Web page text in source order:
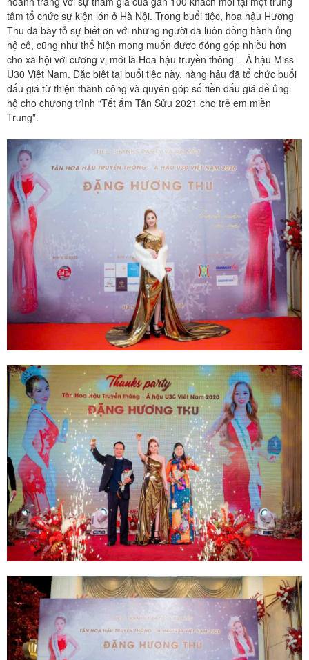
tâm tổ chức sự kiện lớn ở Hà Nội. Trong buổi tiệc, hoa hậu Hương
Thu đã bày tỏ sự biết ơn với những người đã luôn đồng hành ủng
hộ cô, cũng như thể hiện mong muốn được đóng góp nhiều hơn
cho xã hội với cương vị mới là Hoa hậu truyền thông - Á hậu Miss
U30 Việt Nam. Đặc biệt tại buổi tiệc này, nàng hậu đã tổ chức buổi
đấu giá từ thiện thành công và quyên góp số tiền đấu giá để ủng
hộ cho chương trình “Tết ấm Tân Sửu 2021 cho trẻ em miền
Trung”.